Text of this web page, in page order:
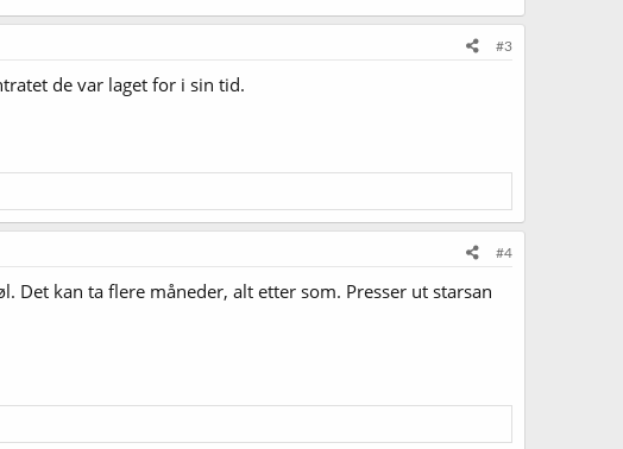
#3
de var laget for i sin tid.
#4
Det kan ta flere måneder, alt etter som. Presser ut starsan